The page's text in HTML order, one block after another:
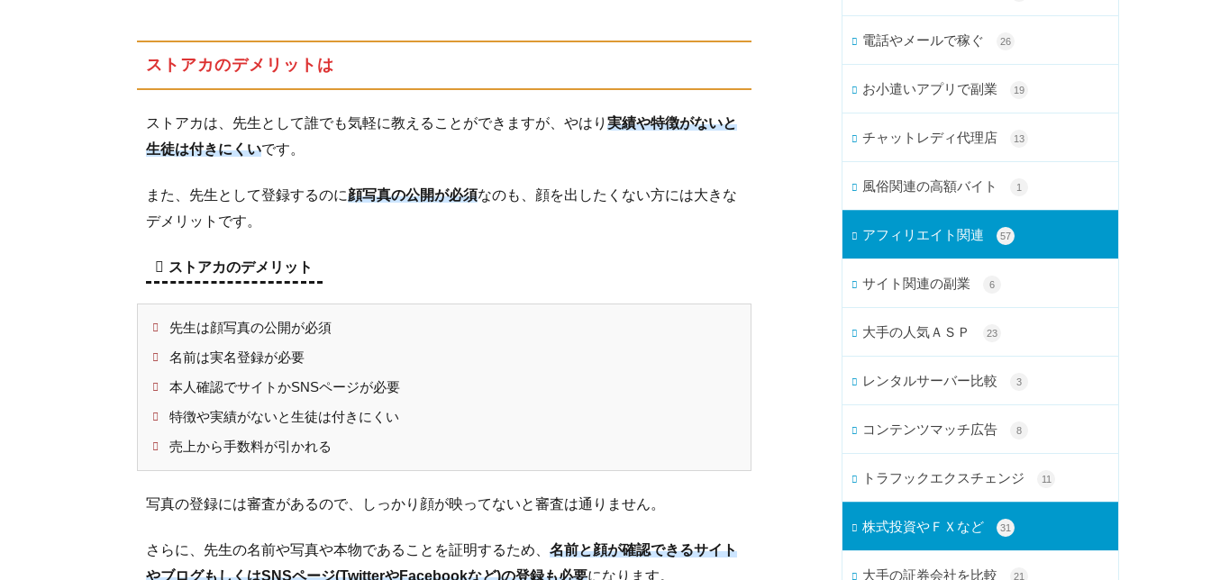
講
座
室
ペ
ジ
作
す
5.1
する
講座
を作
る
教室
ジに
つい
ストアカのデメリットは
ストアカは、先生として誰でも気軽に教えることができますが、やはり 実績や特徴がないと
生徒は付きにくいです。
また、先生として登録するのに顔写真の公開が必須なのも、顔を出したくない方には大きな
デメリットです。
ストアカのデメリット
先生は顔写真の公開が必須
名前は実名登録が必要
本人確認でサイトかSNSページが必要
特徴や実績がないと生徒は付きにくい
売上から手数料が引かれる
写真の登録には審査があるので、しっかり顔が映ってないと審査は通りません。
さらに、先生の名前や写真や本物であることを証明するため、 名前と顔が確認できるサイト
やブログもしくはSNSページ(TwitterやFacebookなど)の登録も必要になります。
電話やメールで稼ぐ 26
お小遣いアプリで副業 19
チャットレディ代理店 13
風俗関連の高額バイト 1
アフィリエイト関連 57
サイト関連の副業 6
大手の人気ＡＳＰ 23
レンタルサーバー比較 3
コンテンツマッチ広告 8
トラフックエクスチェンジ 11
株式投資やＦＸなど 31
大手の証券会社を比較 21